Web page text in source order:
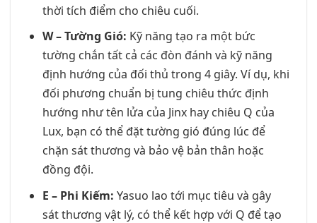
thời tích điểm cho chiêu cuối.
W – Tường Gió: Kỹ năng tạo ra một bức
tường chắn tất cả các đòn đánh và kỹ năng
định hướng của đối thủ trong 4 giây. Ví dụ, khi
đối phương chuẩn bị tung chiêu thức định
hướng như tên lửa của Jinx hay chiêu Q của
Lux, bạn có thể đặt tường gió đúng lúc để
chặn sát thương và bảo vệ bản thân hoặc
đồng đội.
E – Phi Kiếm: Yasuo lao tới mục tiêu và gây
sát thương vật lý, có thể kết hợp với Q để tạo